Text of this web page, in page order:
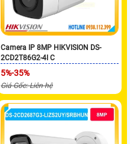
Camera IP 8MP HIKVISION DS-
2CD2T86G2-4I C
5%-35%
Giá Gốc: Liên hệ